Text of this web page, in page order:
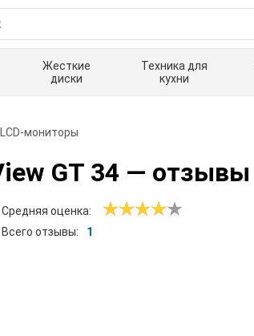
Жесткие
диски
Техника для
кухни
LCD-мониторы
GT 34 — отзывы
Средняя оценка:
Всего отзывы:
1